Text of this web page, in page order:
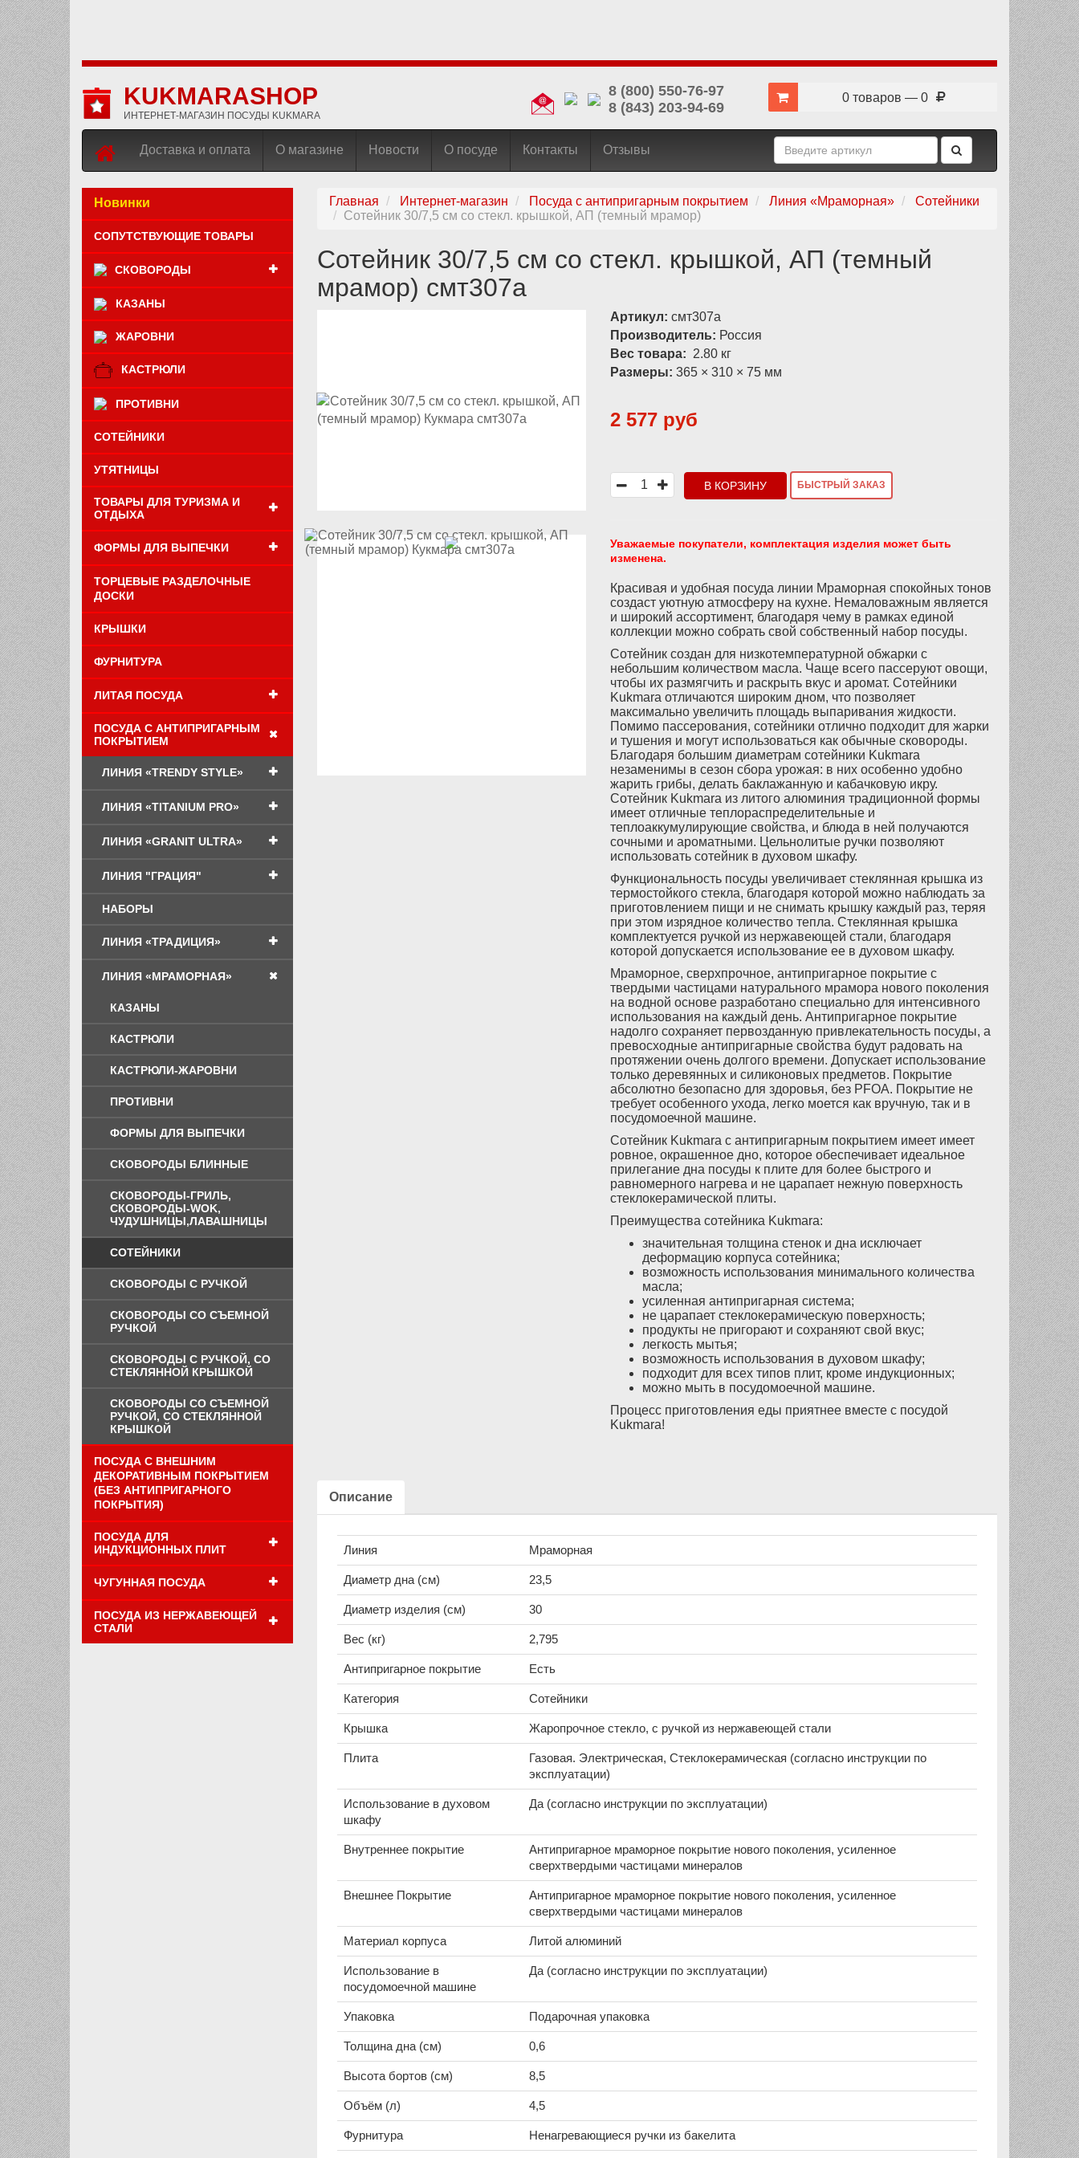
KUKMARASHOP
ИНТЕРНЕТ-МАГАЗИН ПОСУДЫ KUKMARA
8 (800) 550-76-97
8 (843) 203-94-69
0 товаров — 0
Доставка и оплата О магазине Новости О посуде Контакты Отзывы
Новинки
СОПУТСТВУЮЩИЕ ТОВАРЫ
СКОВОРОДЫ
КАЗАНЫ
ЖАРОВНИ
КАСТРЮЛИ
ПРОТИВНИ
СОТЕЙНИКИ
УТЯТНИЦЫ
ТОВАРЫ ДЛЯ ТУРИЗМА И
ОТДЫХА
ФОРМЫ ДЛЯ ВЫПЕЧКИ
ТОРЦЕВЫЕ РАЗДЕЛОЧНЫЕ
ДОСКИ
КРЫШКИ
ФУРНИТУРА
ЛИТАЯ ПОСУДА
ПОСУДА С АНТИПРИГАРНЫМ
ПОКРЫТИЕМ
ЛИНИЯ «TRENDY STYLE»
ЛИНИЯ «TITANIUM PRO»
ЛИНИЯ «GRANIT ULTRA»
ЛИНИЯ "ГРАЦИЯ"
НАБОРЫ
ЛИНИЯ «ТРАДИЦИЯ»
ЛИНИЯ «МРАМОРНАЯ»
КАЗАНЫ
КАСТРЮЛИ
КАСТРЮЛИ-ЖАРОВНИ
ПРОТИВНИ
ФОРМЫ ДЛЯ ВЫПЕЧКИ
СКОВОРОДЫ БЛИННЫЕ
СКОВОРОДЫ-ГРИЛЬ,
СКОВОРОДЫ-WOK,
ЧУДУШНИЦЫ,ЛАВАШНИЦЫ
СОТЕЙНИКИ
СКОВОРОДЫ С РУЧКОЙ
СКОВОРОДЫ СО СЪЕМНОЙ
РУЧКОЙ
СКОВОРОДЫ С РУЧКОЙ, СО
СТЕКЛЯННОЙ КРЫШКОЙ
СКОВОРОДЫ СО СЪЕМНОЙ
РУЧКОЙ, СО СТЕКЛЯННОЙ
КРЫШКОЙ
ПОСУДА С ВНЕШНИМ
ДЕКОРАТИВНЫМ ПОКРЫТИЕМ
(БЕЗ АНТИПРИГАРНОГО
ПОКРЫТИЯ)
ПОСУДА ДЛЯ
ИНДУКЦИОННЫХ ПЛИТ
ЧУГУННАЯ ПОСУДА
ПОСУДА ИЗ НЕРЖАВЕЮЩЕЙ
СТАЛИ
Главная Интернет-магазин Посуда с антипригарным покрытием Линия «Мраморная»
Сотейники
Сотейник 30/7,5 см со стекл. крышкой, АП (темный мрамор)
Сотейник 30/7,5 см со стекл. крышкой, АП (темный
мрамор) смт307а
Артикул: смт307а
Производитель: Россия
Вес товара: 2.80 кг
Размеры: 365 × 310 × 75 мм
2 577 руб
В КОРЗИНУ БЫСТРЫЙ ЗАКАЗ
Уважаемые покупатели, комплектация изделия может быть
изменена.
Красивая и удобная посуда линии Мраморная спокойных тонов
создаст уютную атмосферу на кухне. Немаловажным является
и широкий ассортимент, благодаря чему в рамках единой
коллекции можно собрать свой собственный набор посуды.
Сотейник создан для низкотемпературной обжарки с
небольшим количеством масла. Чаще всего пассеруют овощи,
чтобы их размягчить и раскрыть вкус и аромат. Сотейники
Kukmara отличаются широким дном, что позволяет
максимально увеличить площадь выпаривания жидкости.
Помимо пассерования, сотейники отлично подходит для жарки
и тушения и могут использоваться как обычные сковороды.
Благодаря большим диаметрам сотейники Kukmara
незаменимы в сезон сбора урожая: в них особенно удобно
жарить грибы, делать баклажанную и кабачковую икру.
Сотейник Kukmara из литого алюминия традиционной формы
имеет отличные теплораспределительные и
теплоаккумулирующие свойства, и блюда в ней получаются
сочными и ароматными. Цельнолитые ручки позволяют
использовать сотейник в духовом шкафу.
Функциональность посуды увеличивает стеклянная крышка из
термостойкого стекла, благодаря которой можно наблюдать за
приготовлением пищи и не снимать крышку каждый раз, теряя
при этом изрядное количество тепла. Стеклянная крышка
комплектуется ручкой из нержавеющей стали, благодаря
которой допускается использование ее в духовом шкафу.
Мраморное, сверхпрочное, антипригарное покрытие с
твердыми частицами натурального мрамора нового поколения
на водной основе разработано специально для интенсивного
использования на каждый день. Антипригарное покрытие
надолго сохраняет первозданную привлекательность посуды, а
превосходные антипригарные свойства будут радовать на
протяжении очень долгого времени. Допускает использование
только деревянных и силиконовых предметов. Покрытие
абсолютно безопасно для здоровья, без PFOA. Покрытие не
требует особенного ухода, легко моется как вручную, так и в
посудомоечной машине.
Сотейник Kukmara с антипригарным покрытием имеет имеет
ровное, окрашенное дно, которое обеспечивает идеальное
прилегание дна посуды к плите для более быстрого и
равномерного нагрева и не царапает нежную поверхность
стеклокерамической плиты.
Преимущества сотейника Kukmara:
значительная толщина стенок и дна исключает
деформацию корпуса сотейника;
возможность использования минимального количества
масла;
усиленная антипригарная система;
не царапает стеклокерамическую поверхность;
продукты не пригорают и сохраняют свой вкус;
легкость мытья;
возможность использования в духовом шкафу;
подходит для всех типов плит, кроме индукционных;
можно мыть в посудомоечной машине.
Процесс приготовления еды приятнее вместе с посудой
Kukmara!
Описание
Линия Мраморная
Диаметр дна (см) 23,5
Диаметр изделия (см) 30
Вес (кг) 2,795
Антипригарное покрытие Есть
Категория Сотейники
Крышка Жаропрочное стекло, с ручкой из нержавеющей стали
Плита
Газовая. Электрическая, Стеклокерамическая (согласно инструкции по
эксплуатации)
Использование в духовом
шкафу
Да (согласно инструкции по эксплуатации)
Внутреннее покрытие
Антипригарное мраморное покрытие нового поколения, усиленное
сверхтвердыми частицами минералов
Внешнее Покрытие
Антипригарное мраморное покрытие нового поколения, усиленное
сверхтвердыми частицами минералов
Материал корпуса Литой алюминий
Использование в
посудомоечной машине
Да (согласно инструкции по эксплуатации)
Упаковка Подарочная упаковка
Толщина дна (см) 0,6
Высота бортов (см) 8,5
Объём (л) 4,5
Фурнитура Ненагревающиеся ручки из бакелита